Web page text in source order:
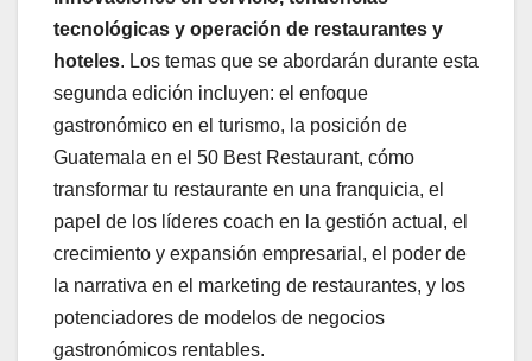
tecnológicas y operación de restaurantes y
hoteles. Los temas que se abordarán durante esta
segunda edición incluyen: el enfoque
gastronómico en el turismo, la posición de
Guatemala en el 50 Best Restaurant, cómo
transformar tu restaurante en una franquicia, el
papel de los líderes coach en la gestión actual, el
crecimiento y expansión empresarial, el poder de
la narrativa en el marketing de restaurantes, y los
potenciadores de modelos de negocios
gastronómicos rentables.